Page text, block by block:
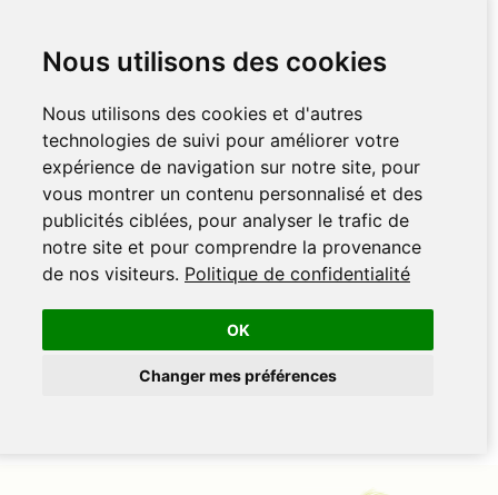
Nous utilisons des cookies
Nous utilisons des cookies et d'autres
technologies de suivi pour améliorer votre
expérience de navigation sur notre site, pour
vous montrer un contenu personnalisé et des
publicités ciblées, pour analyser le trafic de
notre site et pour comprendre la provenance
de nos visiteurs. Politique de confidentialité
OK
Changer mes préférences